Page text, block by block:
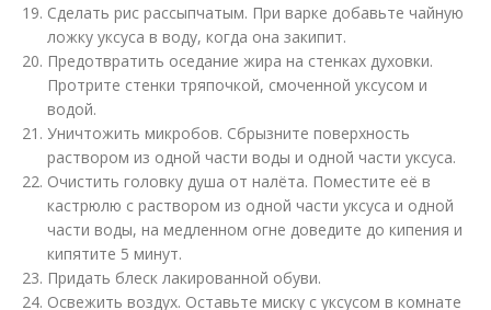
Сделать рис рассыпчатым. При варке добавьте чайную
ложку уксуса в воду, когда она закипит.
Предотвратить оседание жира на стенках духовки.
Протрите стенки тряпочкой, смоченной уксусом и
водой.
Уничтожить микробов. Сбрызните поверхность
раствором из одной части воды и одной части уксуса.
Очистить головку душа от налёта. Поместите её в
кастрюлю с раствором из одной части уксуса и одной
части воды, на медленном огне доведите до кипения и
кипятите 5 минут.
Придать блеск лакированной обуви.
Освежить воздух. Оставьте миску с уксусом в комнате